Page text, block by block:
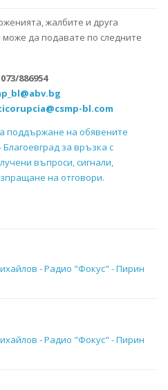
жалбите и друга
да подавате по следните
073/886954
bl.com
поддържане на обявените
за връзка с
въпроси, сигнали,
на отговори.
- Радио "Фокус" - Пирин
- Радио "Фокус" - Пирин